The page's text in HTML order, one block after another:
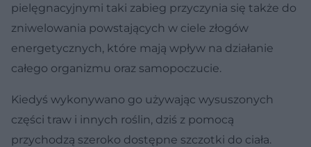
pielęgnacyjnymi taki zabieg przyczynia się także do
zniwelowania powstających w ciele złogów
energetycznych, które mają wpływ na działanie
całego organizmu oraz samopoczucie.
Kiedyś wykonywano go używając wysuszonych
części traw i innych roślin, dziś z pomocą
przychodzą szeroko dostępne szczotki do ciała.